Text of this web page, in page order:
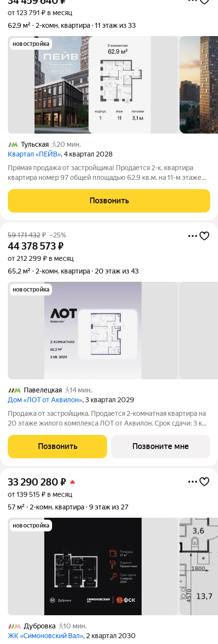
от 123 791 ₽ в месяц
62,9 м²
2-комн. квартира 11 этаж из 33
новостройка
Тульская
20 мин.
Квартал «ПЕЙВ», 4 квартал 2028
Прямая продажа от застройщика! Продается 2-к. квартира
квартира номер 97 общей площадью 62.9 кв.м. на 11-м этаже
от девелопера FORMA. Метро Павелецкая в пешей
доступности, удобные выезды на
Позвонить
59 171 432₽ –25%
44 378 573₽
от 212 299 ₽ в месяц
65,2 м²
2-комн. квартира 20 этаж из 43
новостройка
Павелецкая
14 мин.
Дом «ЛОТ от Аквилон», 3 квартал 2029
Продажа от застройщика. Продается 2-комнатная квартира на
20 этаже жилого комплекса ЛОТ от Аквилон. Срок сдачи: 3 кв.
концепции Responsive Environment. Его пространство не
статично, оно
Позвонить Позвоните мне
33 290 280 ₽
от 139 515 ₽ в месяц
57 м²
2-комн. квартира 9 этаж из 27
новостройка
Дубровка
10 мин.
ЖК «Симоновский Вал», 2 квартал 2030